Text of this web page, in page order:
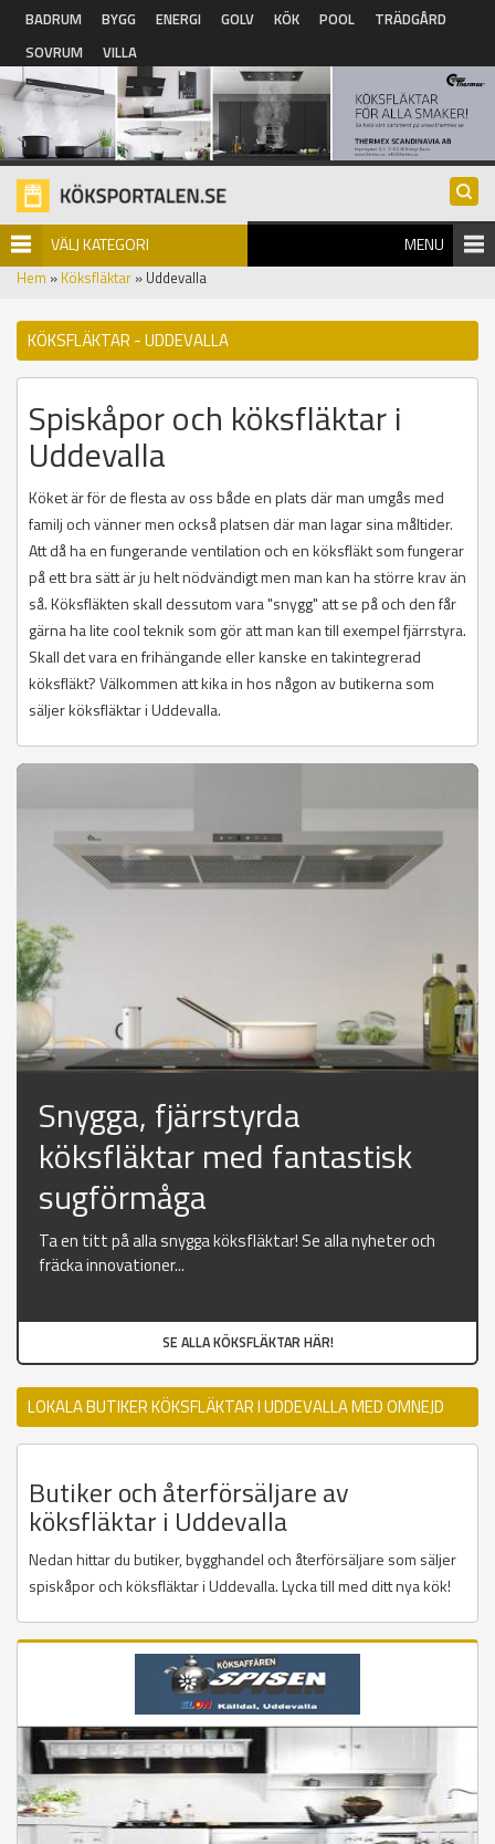
Hoppa till huvudinnehåll
BADRUM BYGG ENERGI GOLV KÖK POOL
TRÄDGÅRD
SOVRUM
VILLA
VÄLJ KATEGORI MENU
Hem » Köksfläktar » Uddevalla
KÖKSFLÄKTAR - UDDEVALLA
Spiskåpor och köksfläktar i
Uddevalla
Köket är för de flesta av oss både en plats där man umgås med
familj och vänner men också platsen där man lagar sina måltider.
Att då ha en fungerande ventilation och en köksfläkt som fungerar
på ett bra sätt är ju helt nödvändigt men man kan ha större krav än
så. Köksfläkten skall dessutom vara "snygg" att se på och den får
gärna ha lite cool teknik som gör att man kan till exempel fjärrstyra.
Skall det vara en frihängande eller kanske en takintegrerad
köksfläkt? Välkommen att kika in hos någon av butikerna som
säljer köksfläktar i Uddevalla.
Snygga, fjärrstyrda
köksfläktar med fantastisk
sugförmåga
Ta en titt på alla snygga köksfläktar! Se alla nyheter och
fräcka innovationer...
SE ALLA KÖKSFLÄKTAR HÄR!
LOKALA BUTIKER KÖKSFLÄKTAR I UDDEVALLA MED OMNEJD
Butiker och återförsäljare av
köksfläktar i Uddevalla
Nedan hittar du butiker, bygghandel och återförsäljare som säljer
spiskåpor och köksfläktar i Uddevalla. Lycka till med ditt nya kök!